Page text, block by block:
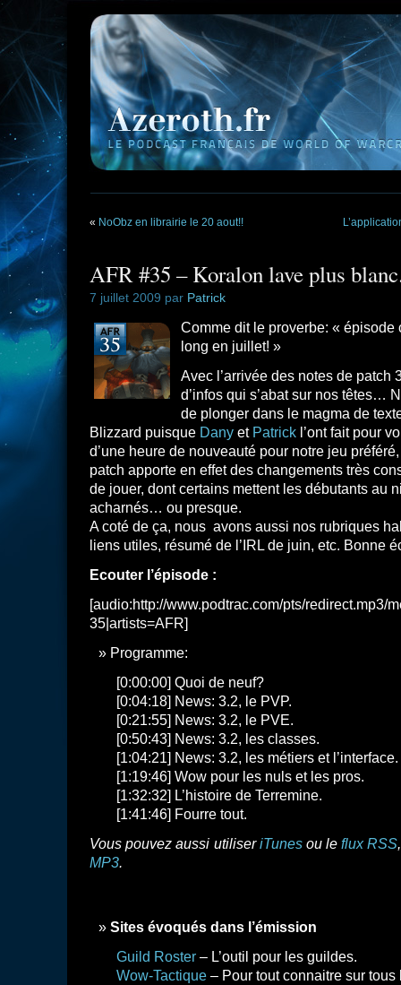
« NoObz en librairie le 20 aout!!
AFR #35 – Koralon lave plus
7 juillet 2009 par Patrick
Comme dit le proverbe: « épisode
long en juillet! »
Avec l’arrivée des notes de patch
d’infos qui s’abat sur nos têtes…
de plonger dans le magma de
Blizzard puisque Dany et Patrick l’ont fait pour
d’une heure de nouveauté pour notre jeu
patch apporte en effet des changements très
de jouer, dont certains mettent les débutants au
acharnés… ou presque.
A coté de ça, nous avons aussi nos rubriques
liens utiles, résumé de l’IRL de juin, etc. Bonne
Ecouter l’épisode :
[audio:http://www.podtrac.com/pts/redirect.mp3/
35|artists=AFR]
Programme:
[0:00:00] Quoi de neuf?
[0:04:18] News: 3.2, le PVP.
[0:21:55] News: 3.2, le PVE.
[0:50:43] News: 3.2, les classes.
[1:04:21] News: 3.2, les métiers et l’interface.
[1:19:46] Wow pour les nuls et les pros.
[1:32:32] L’histoire de Terremine.
[1:41:46] Fourre tout.
Vous pouvez aussi utiliseriTunesou leflux RSS
MP3.
Sites évoqués dans l’émission
Guild Roster – L’outil pour les guildes.
Wow-Tactique – Pour tout connaitre sur tous